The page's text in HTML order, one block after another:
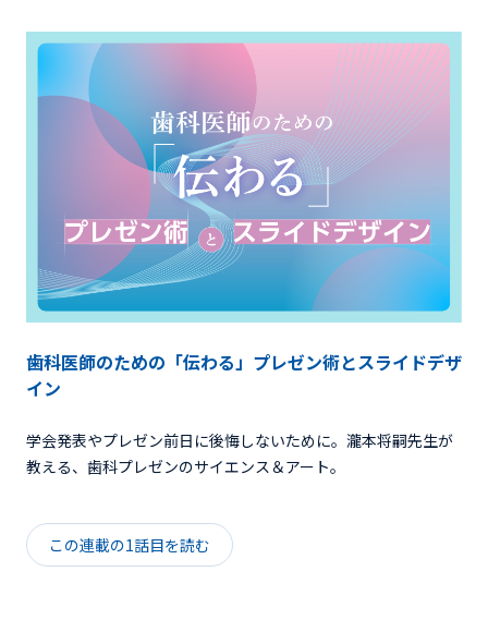
特集
Web限定
後で読む
歯科医師のための「伝わる」プレゼン術とスライドデザ
イン
学会発表やプレゼン前日に後悔しないために。瀧本将嗣先生が
教える、歯科プレゼンのサイエンス＆アート。
この連載の1話目を読む